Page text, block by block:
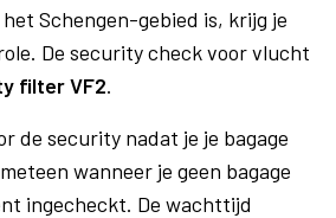
Schengen-gebied is, krijg je
De security check voor vlucht
filter VF2.
de security nadat je je bagage
wanneer je geen bagage
ingecheckt. De wachttijd